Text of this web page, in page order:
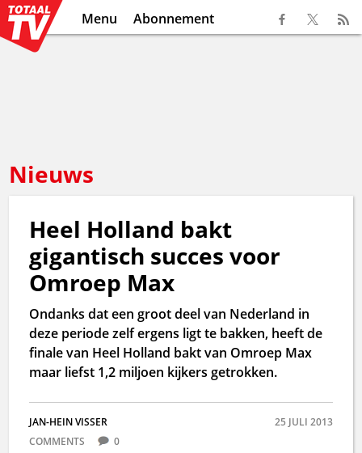
Menu Abonnement
Nieuws
Heel Holland bakt
gigantisch succes voor
Omroep Max
Ondanks dat een groot deel van Nederland in
deze periode zelf ergens ligt te bakken, heeft de
finale van Heel Holland bakt van Omroep Max
maar liefst 1,2 miljoen kijkers getrokken.
JAN-HEIN VISSER
25 JULI 2013
COMMENTS
0